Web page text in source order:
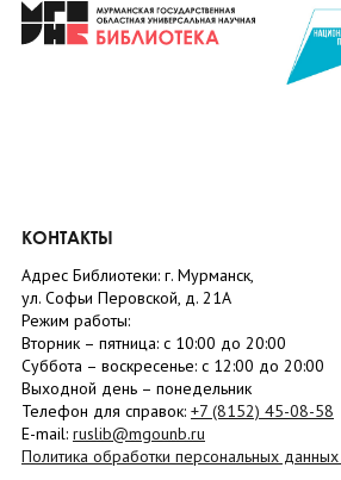
КОНТАКТЫ
Адрес Библиотеки: г. Мурманск,
ул. Софьи Перовской, д. 21А
Режим работы:
Вторник – пятница: с 10:00 до 20:00
Суббота – воскресенье: c 12:00 до 20:00
Выходной день – понедельник
Телефон для справок: +7 (8152) 45-08-58
E-mail: ruslib@mgounb.ru
Политика обработки персональных